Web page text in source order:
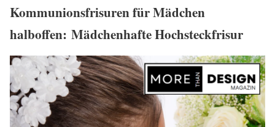
Kommunionsfrisuren für Mädchen
halboffen: Mädchenhafte Hochsteckfrisur